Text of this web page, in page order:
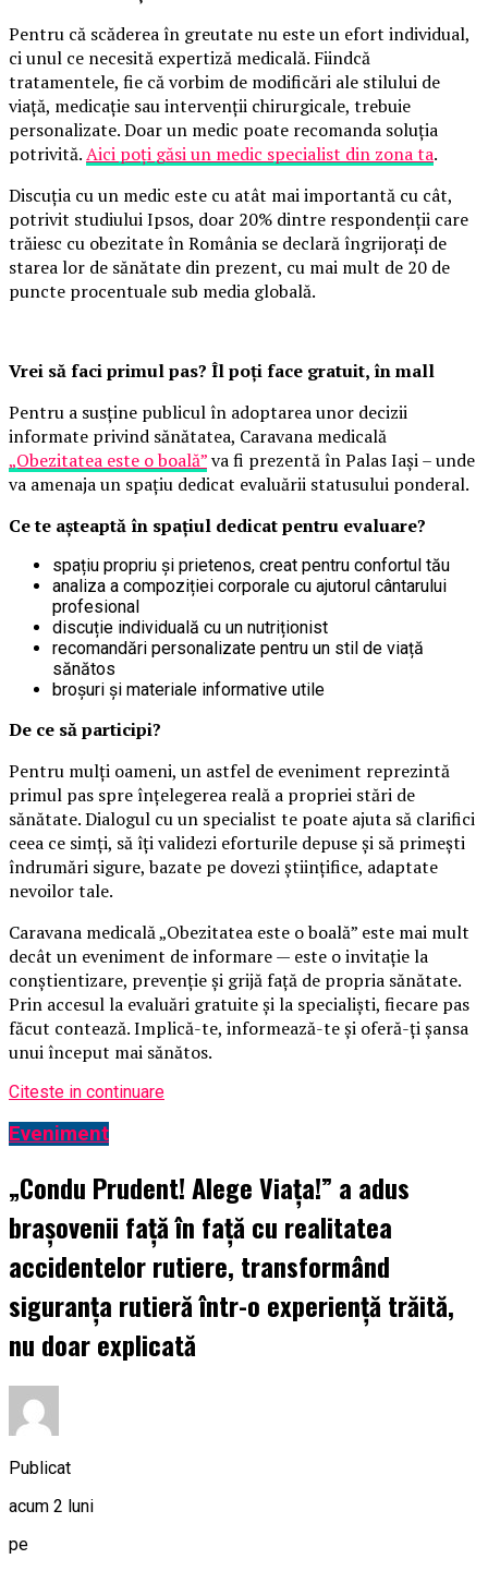
Pentru că scăderea în greutate nu este un efort individual,
ci unul ce necesită expertiză medicală. Fiindcă
tratamentele, fie că vorbim de modificări ale stilului de
viață, medicație sau intervenții chirurgicale, trebuie
personalizate. Doar un medic poate recomanda soluția
potrivită.Aici poți găsi un medic specialist din zona ta.
Discuția cu un medic este cu atât mai importantă cu cât,
potrivit studiului Ipsos, doar 20% dintre respondenții care
trăiesc cu obezitate în România se declară îngrijorați de
starea lor de sănătate din prezent, cu mai mult de 20 de
puncte procentuale sub media globală.
Vrei să faci primul pas? Îl poți face gratuit, în mall
Pentru a susține publicul în adoptarea unor decizii
informate privind sănătatea, Caravana medicală
„Obezitatea este o boală”va fi prezentă în Palas Iași – unde
va amenaja un spațiu dedicat evaluării statusului ponderal.
Ce te așteaptă în spațiul dedicat pentru evaluare?
spațiu propriu și prietenos, creat pentru confortul tău
analiza a compoziției corporale cu ajutorul cântarului
profesional
discuție individuală cu un nutriționist
recomandări personalizate pentru un stil de viață
sănătos
broșuri și materiale informative utile
De ce să participi?
Pentru mulți oameni, un astfel de eveniment reprezintă
primul pas spre înțelegerea reală a propriei stări de
sănătate. Dialogul cu un specialist te poate ajuta să clarifici
ceea ce simți, să îți validezi eforturile depuse și să primești
îndrumări sigure, bazate pe dovezi științifice, adaptate
nevoilor tale.
Caravana medicală „Obezitatea este o boală” este mai mult
decât un eveniment de informare — este o invitație la
conștientizare, prevenție și grijă față de propria sănătate.
Prin accesul la evaluări gratuite și la specialiști, fiecare pas
făcut contează. Implică-te, informează-te și oferă-ți șansa
unui început mai sănătos.
Citeste in continuare
Eveniment
„Condu Prudent! Alege Viața!” a adus
brașovenii față în față cu realitatea
accidentelor rutiere, transformând
siguranța rutieră într-o experiență trăită,
nu doar explicată
Publicat
acum 2 luni
pe